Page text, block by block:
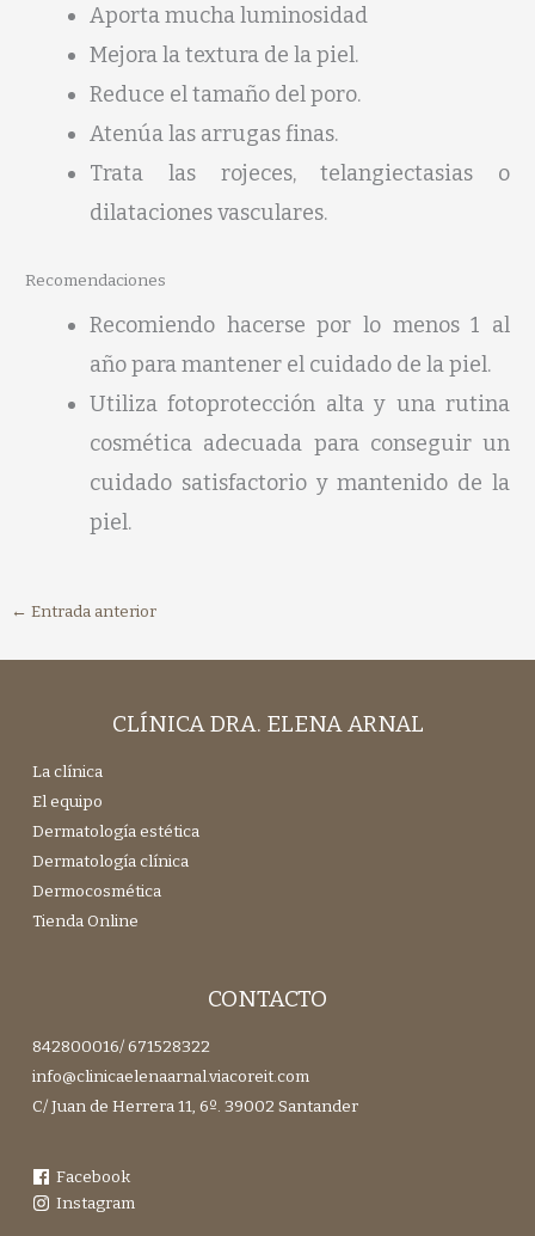
Aporta mucha luminosidad
Mejora la textura de la piel.
Reduce el tamaño del poro.
Atenúa las arrugas finas.
Trata las rojeces, telangiectasias o
dilataciones vasculares.
Recomendaciones
Recomiendo hacerse por lo menos 1 al
año para mantener el cuidado de la piel.
Utiliza fotoprotección alta y una rutina
cosmética adecuada para conseguir un
cuidado satisfactorio y mantenido de la
piel.
← Entrada anterior
CLÍNICA DRA. ELENA ARNAL
La clínica
El equipo
Dermatología estética
Dermatología clínica
Dermocosmética
Tienda Online
CONTACTO
842800016/ 671528322
info@clinicaelenaarnal.viacoreit.com
C/ Juan de Herrera 11, 6º. 39002 Santander
Facebook
Instagram